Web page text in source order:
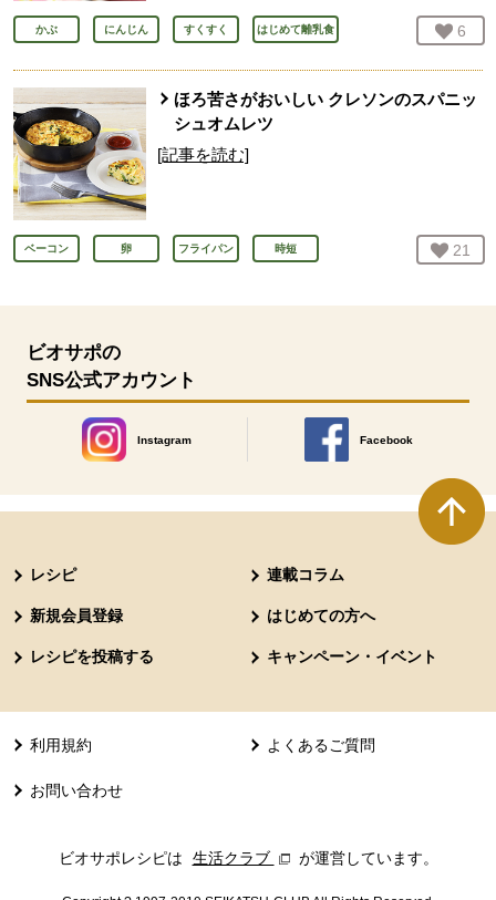
かぶ にんじん すくすく はじめて離乳食 お気
6
ほろ苦さがおいしい クレソンのスパニッ
シュオムレツ
[記事を読む]
ベーコン 卵 フライパン 時短 お気
21
ビオサポの
SNS公式アカウント
Instagram
別のウィンドウで開きます。
Facebook
別のウィンドウで開きます
レシピ 連載コラム
新規会員登録 はじめての方へ
レシピを投稿する キャンペーン・イベント
利用規約 よくあるご質問
お問い合わせ
ビオサポレシピは 生活クラブ 別のウィンドウで開きます。
が運営しています。